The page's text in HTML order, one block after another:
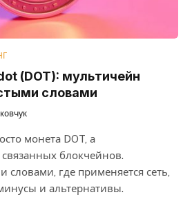
(DOT): мультичейн
словами
монета DOT, а
блокчейнов.
где применяется сеть,
и альтернативы.